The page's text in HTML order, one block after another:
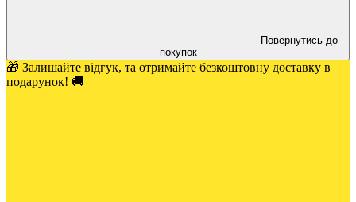
Повернутись до
покупок
🎁 Залишайте відгук, та отримайте безкоштовну доставку в
подарунок! 🚚